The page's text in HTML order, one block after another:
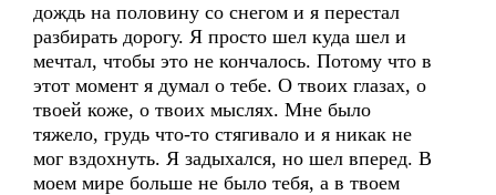
дождь на половину со снегом и я перестал
разбирать дорогу. Я просто шел куда шел и
мечтал, чтобы это не кончалось. Потому что в
этот момент я думал о тебе. О твоих глазах, о
твоей коже, о твоих мыслях. Мне было
тяжело, грудь что-то стягивало и я никак не
мог вздохнуть. Я задыхался, но шел вперед. В
моем мире больше не было тебя, а в твоем